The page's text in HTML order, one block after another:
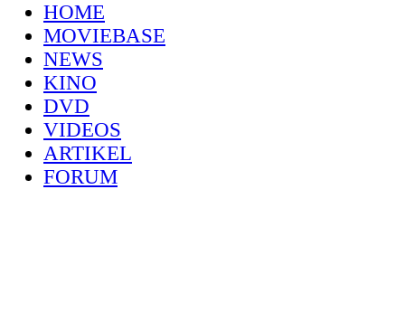
HOME
MOVIEBASE
NEWS
KINO
DVD
VIDEOS
ARTIKEL
FORUM